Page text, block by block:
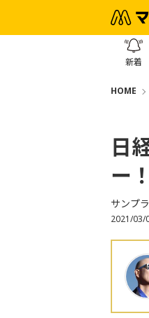
新着
HOME
日
ー！
サンプ
2021/03/